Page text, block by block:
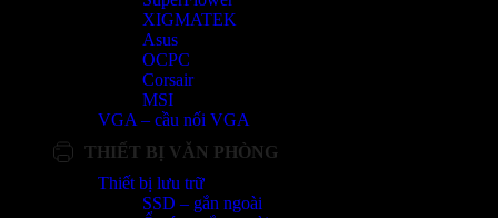
XIGMATEK
Asus
OCPC
Corsair
MSI
VGA – cầu nối VGA
THIẾT BỊ VĂN PHÒNG
Thiết bị lưu trữ
SSD – gắn ngoài